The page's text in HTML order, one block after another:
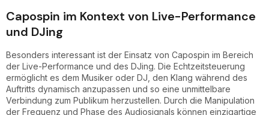
Capospin im Kontext von Live-Performance
und DJing
Besonders interessant ist der Einsatz von Capospin im Bereich
der Live-Performance und des DJing. Die Echtzeitsteuerung
ermöglicht es dem Musiker oder DJ, den Klang während des
Auftritts dynamisch anzupassen und so eine unmittelbare
Verbindung zum Publikum herzustellen. Durch die Manipulation
der Frequenz und Phase des Audiosignals können einzigartige